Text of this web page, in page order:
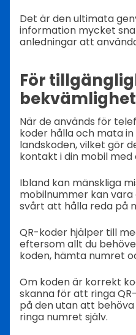
Det är den ultimata
information mycket
anledningar att
För
bekvämlighet
När de används för
koder hålla och mata
landskoden, vilket gör
kontakt i din mobil med
Ibland kan mänskliga
mobilnummer kan
svårt att hålla reda på
QR-koder hjälper till
eftersom allt du
koden, hämta numret
Om koden är korrekt
skanna för att ringa
på den utan att
ringa numret själv.